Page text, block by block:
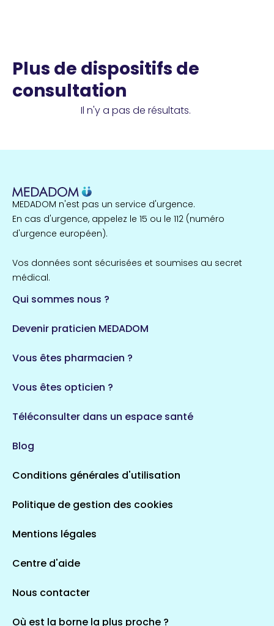
Plus de dispositifs de
consultation
Il n'y a pas de résultats.
MEDADOM n'est pas un service d'urgence.
En cas d'urgence, appelez le 15 ou le 112 (numéro
d'urgence européen).
Vos données sont sécurisées et soumises au secret
médical.
Qui sommes nous ?
Devenir praticien MEDADOM
Vous êtes pharmacien ?
Vous êtes opticien ?
Téléconsulter dans un espace santé
Blog
Conditions générales d'utilisation
Politique de gestion des cookies
Mentions légales
Centre d'aide
Nous contacter
Où est la borne la plus proche ?